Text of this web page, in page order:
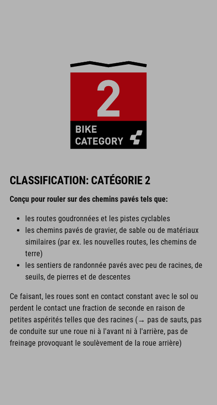
CLASSIFICATION: CATÉGORIE 2
Conçu pour rouler sur des chemins pavés tels que:
les routes goudronnées et les pistes cyclables
les chemins pavés de gravier, de sable ou de matériaux
similaires (par ex. les nouvelles routes, les chemins de
terre)
les sentiers de randonnée pavés avec peu de racines, de
seuils, de pierres et de descentes
Ce faisant, les roues sont en contact constant avec le sol ou
perdent le contact une fraction de seconde en raison de
petites aspérités telles que des racines (→ pas de sauts, pas
de conduite sur une roue ni à l'avant ni à l'arrière, pas de
freinage provoquant le soulèvement de la roue arrière)